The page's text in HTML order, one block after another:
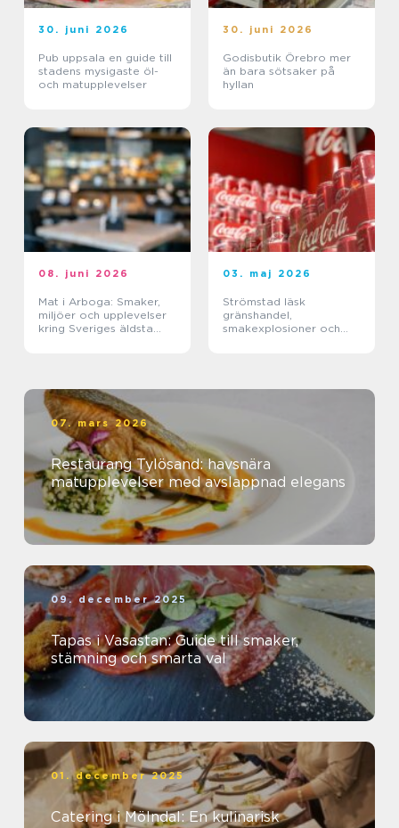
30. juni 2026
Pub uppsala en guide till
stadens mysigaste öl-
och matupplevelser
30. juni 2026
Godisbutik Örebro mer
än bara sötsaker på
hyllan
08. juni 2026
Mat i Arboga: Smaker,
miljöer och upplevelser
kring Sveriges äldsta
03. maj 2026
Strömstad läsk
gränshandel,
smakexplosioner och
07. mars 2026
Restaurang Tylösand: havsnära
matupplevelser med avslappnad elegans
09. december 2025
Tapas i Vasastan: Guide till smaker,
stämning och smarta val
01. december 2025
Catering i Mölndal: En kulinarisk